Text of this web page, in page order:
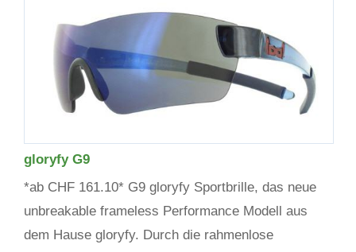
gloryfy G9
*ab CHF 161.10* G9 gloryfy Sportbrille, das neue
unbreakable frameless Performance Modell aus
dem Hause gloryfy. Durch die rahmenlose